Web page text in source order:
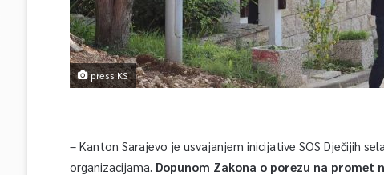
press KS
– Kanton Sarajevo je usvajanjem inicijative SOS Dječijih
organizacijama. Dopunom Zakona o porezu na promet